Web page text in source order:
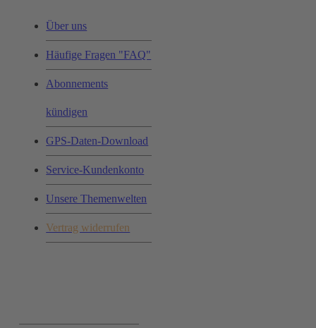
Über uns
Häufige Fragen "FAQ"
Abonnements
kündigen
GPS-Daten-Download
Service-Kundenkonto
Unsere Themenwelten
Vertrag widerrufen